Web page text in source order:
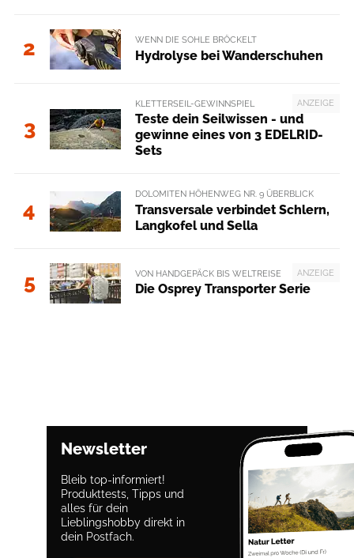
2 WENN DIE SOHLE BRÖCKELT
Hydrolyse bei Wanderschuhen
3
ANZEIGE
KLETTERSEIL-GEWINNSPIEL
Teste dein Seilwissen - und
gewinne eines von 3 EDELRID-
Sets
4
DOLOMITEN HÖHENWEG NR. 9 ÜBERBLICK
Transversale verbindet Schlern,
Langkofel und Sella
5 ANZEIGE
VON HANDGEPÄCK BIS WELTREISE
Die Osprey Transporter Serie
Newsletter
Bleib top-informiert!
Produkttests, Tipps und
alles für dein
Lieblingshobby direkt in
dein Postfach.